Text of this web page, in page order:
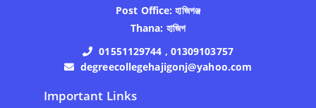
Post Office: হাজিগঞ্জ
Thana: হাজিগ
01551129744 , 01309103757
degreecollegehajigonj@yahoo.com
Important Links